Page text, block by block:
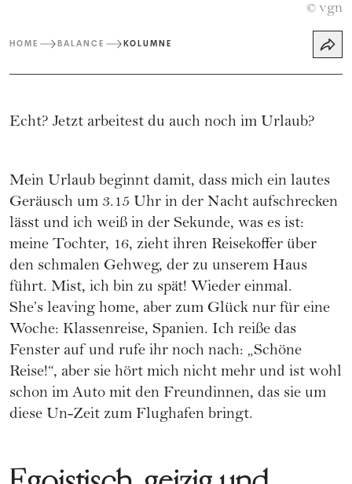
© vgn
HOME BALANCE KOLUMNE
Echt? Jetzt arbeitest du auch noch im Urlaub?
Mein Urlaub beginnt damit, dass mich ein lautes
Geräusch um 3.15 Uhr in der Nacht aufschrecken
lässt und ich weiß in der Sekunde, was es ist:
meine Tochter, 16, zieht ihren Reisekoffer über
den schmalen Gehweg, der zu unserem Haus
führt. Mist, ich bin zu spät! Wieder einmal.
She’s leaving home, aber zum Glück nur für eine
Woche: Klassenreise, Spanien. Ich reiße das
Fenster auf und rufe ihr noch nach: „Schöne
Reise!“, aber sie hört mich nicht mehr und ist wohl
schon im Auto mit den Freundinnen, das sie um
diese Un-Zeit zum Flughafen bringt.